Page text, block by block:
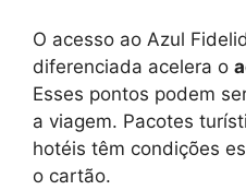
O acesso ao Azul
diferenciada acelera o
Esses pontos podem
a viagem. Pacotes
hotéis têm condições
o cartão.